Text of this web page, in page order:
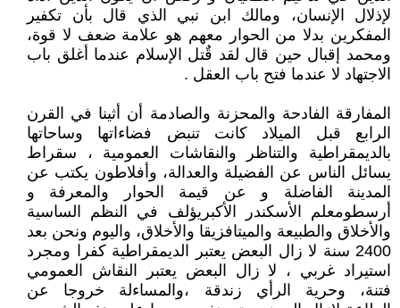
لإذلال الإنسان، ومالك ابن نبي الذي قال بأن تكفير
المفكرين بدلا من الحوار معهم هو علامة ضعف لا قوة،
ومحمد إقبال حين قال لقد قٌتل الإسلام عندما أغلق باب
الاجتهاد لا عندما فتح باب العقل .
المفارقة الفادحة والمحزنة والصادمة أن أثينا في القرن
الرابع قبل الميلاد كانت تنبض فضاءاتها وساحاتها
بالديمقراطية والتناظر والنقاشات العمومية ، سقراط
يسائل الناس عن الفضيلة والعدالة، وأفلاطون يكتب عن
المدينة الفاضلة و عن قيمة الحوار والمعرفة و
أرسطومعلم الأسكندر الأكبريؤلف في النظم الساسية
والأخلاق والطبيعة والميتافزيقا والأخلاق، واليوم ونحن بعد
2400 سنة لا زال البعض يعتبر الديمقراطية كفرا ومجرد
استيراد غربي ، لا زال البعض يعتبر النقاش العمومي
فتنة، وحرية الرأي زندقة ،والمساءلة خروجا عن